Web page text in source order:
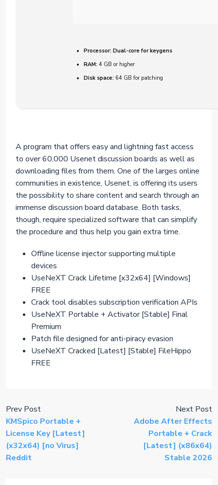
Processor: Dual-core for keygens
RAM: 4 GB or higher
Disk space: 64 GB for patching
A program that offers easy and lightning fast access
to over 60,000 Usenet discussion boards as well as
downloading files from them. One of the larges online
communities in existence, Usenet, is offering its users
the possibility to share content and search through an
immense discussion board database. Both tasks,
though, require specialized software that can simplify
the procedure and thus help you gain extra time.
Offline license injector supporting multiple
devices
UseNeXT Crack Lifetime [x32x64] [Windows]
FREE
Crack tool disables subscription verification APIs
UseNeXT Portable + Activator [Stable] Final
Premium
Patch file designed for anti-piracy evasion
UseNeXT Cracked [Latest] [Stable] FileHippo
FREE
Prev Post
KMSpico Portable +
License Key [Latest]
(x32x64) [no Virus]
Reddit
Next Post
Adobe After Effects
Portable + Crack
[Latest] (x86x64)
Stable 2026